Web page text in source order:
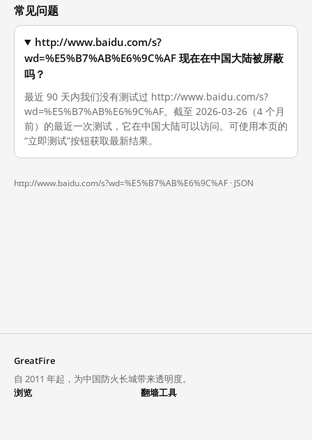
常见问题
http://www.baidu.com/s?
wd=%E5%B7%AB%E6%9C%AF 现在在中国大陆被屏蔽
吗？
最近 90 天内我们没有测试过 http://www.baidu.com/s?
wd=%E5%B7%AB%E6%9C%AF。截至 2026-03-26（4 个月
前）的最近一次测试，它在中国大陆可以访问。可使用本页的
“立即测试”按钮获取最新结果。
http://www.baidu.com/s?wd=%E5%B7%AB%E6%9C%AF · JSON
GreatFire
自 2011 年起，为中国防火长城带来透明度。
浏览
翻墙工具